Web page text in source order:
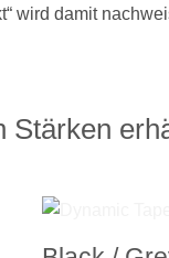
wird damit
Stärken